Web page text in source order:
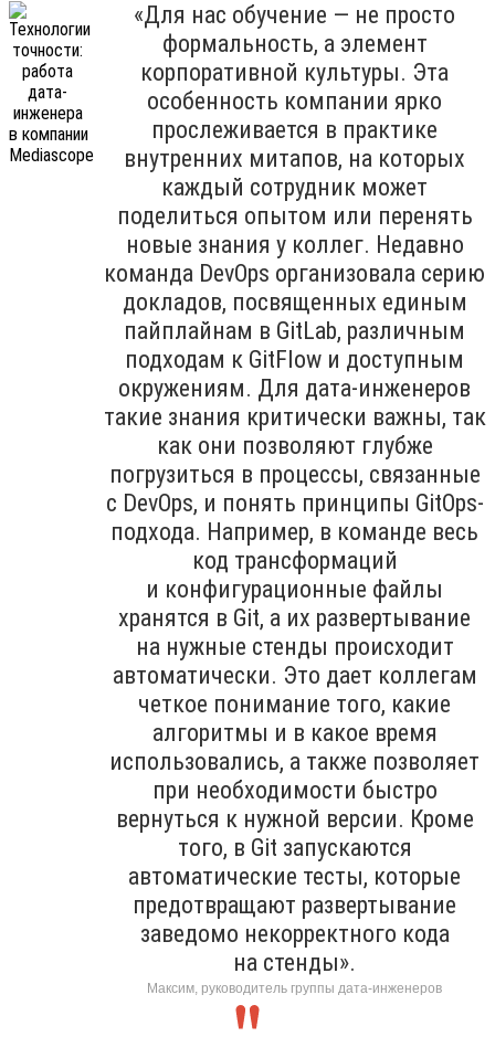
«Для нас обучение — не просто
формальность, а элемент
корпоративной культуры. Эта
особенность компании ярко
прослеживается в практике
внутренних митапов, на которых
каждый сотрудник может
поделиться опытом или перенять
новые знания у коллег. Недавно
команда DevOps организовала серию
докладов, посвященных единым
пайплайнам в GitLab, различным
подходам к GitFlow и доступным
окружениям. Для дата-инженеров
такие знания критически важны, так
как они позволяют глубже
погрузиться в процессы, связанные
с DevOps, и понять принципы GitOps-
подхода. Например, в команде весь
код трансформаций
и конфигурационные файлы
хранятся в Git, а их развертывание
на нужные стенды происходит
автоматически. Это дает коллегам
четкое понимание того, какие
алгоритмы и в какое время
использовались, а также позволяет
при необходимости быстро
вернуться к нужной версии. Кроме
того, в Git запускаются
автоматические тесты, которые
предотвращают развертывание
заведомо некорректного кода
на стенды».
Максим, руководитель группы дата-инженеров